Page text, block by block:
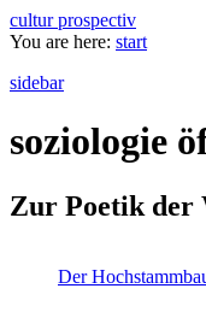
cultur prospectiv
You are here: start
sidebar
soziologie
Zur Poetik der
Der